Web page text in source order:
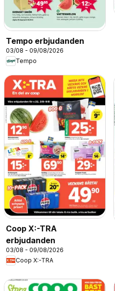
Tempo erbjudanden
03/08 - 09/08/2026
Tempo
Coop X:-TRA
erbjudanden
03/08 - 09/08/2026
Coop X:-TRA